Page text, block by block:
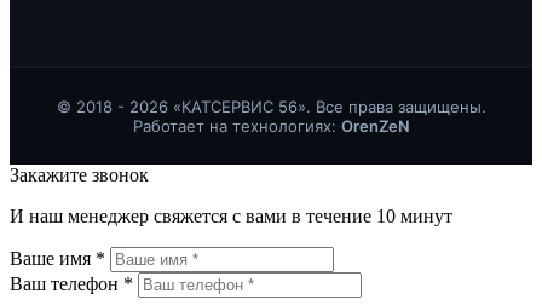
© 2018 - 2026 «КАТСЕРВИС 56». Все права защищены.
Работает на технологиях: OrenZeN
Закажите звонок
И наш менеджер свяжется с вами в течение 10 минут
Ваше имя *
Ваш телефон *